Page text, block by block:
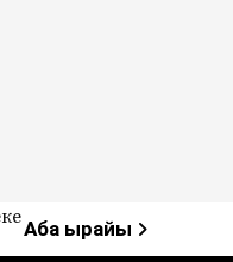
—
Аба ырайы